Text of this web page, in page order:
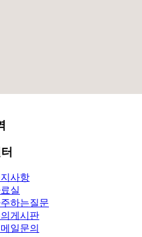
사항
실
하는질문
게시판
일문의